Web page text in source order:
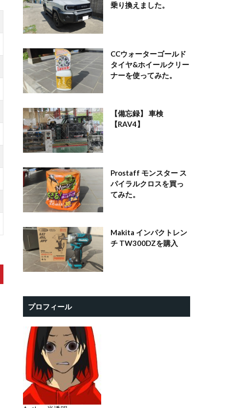
乗り換えました。
CCウォーターゴールド
タイヤ&ホイールクリー
ナーを使ってみた。
【備忘録】 車検
【RAV4】
Prostaff モンスター ス
パイラルクロスを買っ
てみた。
Makita インパクトレン
チ TW300DZを購入
プロフィール